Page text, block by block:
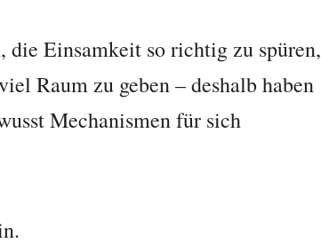
die Einsamkeit so richtig zu spüren,
Raum zu geben – deshalb haben
Mechanismen für sich